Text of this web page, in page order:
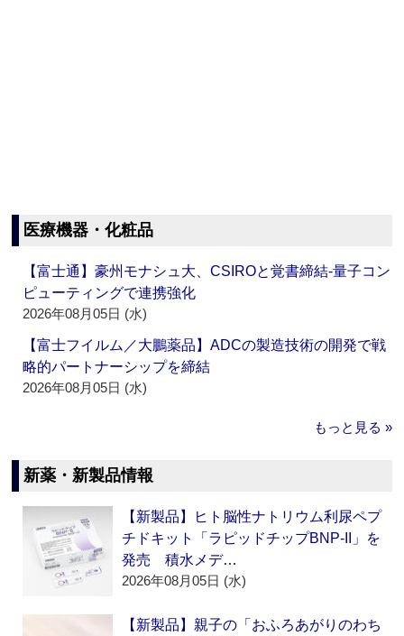
医療機器・化粧品
【富士通】豪州モナシュ大、CSIROと覚書締結‐量子コン
ピューティングで連携強化
2026年08月05日 (水)
【富士フイルム／大鵬薬品】ADCの製造技術の開発で戦
略的パートナーシップを締結
2026年08月05日 (水)
もっと見る »
新薬・新製品情報
【新製品】ヒト脳性ナトリウム利尿ペプ
チドキット「ラピッドチップBNP-II」を
発売 積水メデ…
2026年08月05日 (水)
【新製品】親子の「おふろあがりのわち